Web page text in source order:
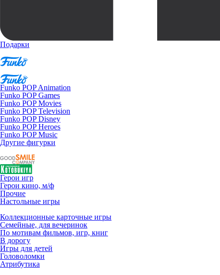
Подарки
Funko POP Animation
Funko POP Games
Funko POP Movies
Funko POP Television
Funko POP Disney
Funko POP Heroes
Funko POP Music
Другие фигурки
Герои игр
Герои кино, м/ф
Прочие
Настольные игры
Коллекционные карточные игры
Семейные, для вечеринок
По мотивам фильмов, игр, книг
В дорогу
Игры для детей
Головоломки
Атрибутика